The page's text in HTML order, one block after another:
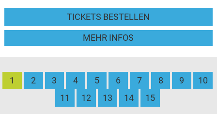
TICKETS BESTELLEN
MEHR INFOS
1 2 3 4 5 6 7 8 9
10
11
12 13 14 15